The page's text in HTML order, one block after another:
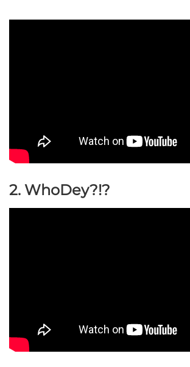
2. WhoDey?!?